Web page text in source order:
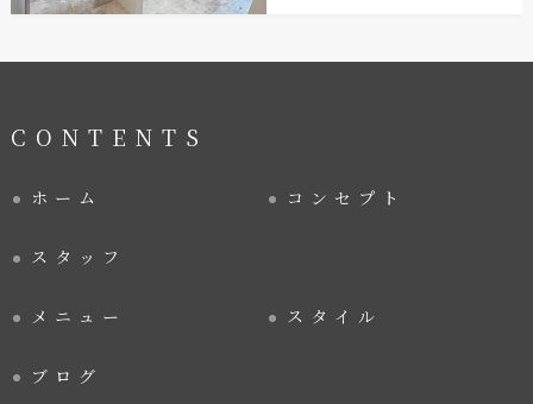
CONTENTS
ホーム コンセプト
スタッフ
メニュー スタイル
ブログ